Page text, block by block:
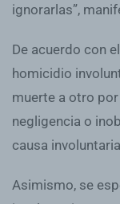
ignorarlas”,
De acuerdo con
homicidio
muerte a otro
negligencia o
causa
Asimismo, se